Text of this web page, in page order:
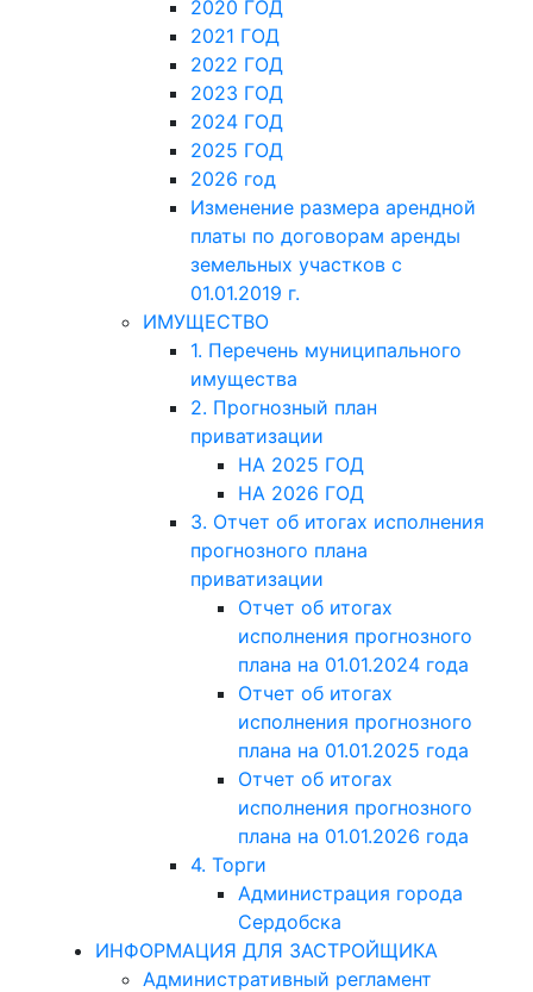
2020 ГОД
2021 ГОД
2022 ГОД
2023 ГОД
2024 ГОД
2025 ГОД
2026 год
Изменение размера арендной
платы по договорам аренды
земельных участков с
01.01.2019 г.
ИМУЩЕСТВО
1. Перечень муниципального
имущества
2. Прогнозный план
приватизации
НА 2025 ГОД
НА 2026 ГОД
3. Отчет об итогах исполнения
прогнозного плана
приватизации
Отчет об итогах
исполнения прогнозного
плана на 01.01.2024 года
Отчет об итогах
исполнения прогнозного
плана на 01.01.2025 года
Отчет об итогах
исполнения прогнозного
плана на 01.01.2026 года
4. Торги
Администрация города
Сердобска
ИНФОРМАЦИЯ ДЛЯ ЗАСТРОЙЩИКА
Административный регламент